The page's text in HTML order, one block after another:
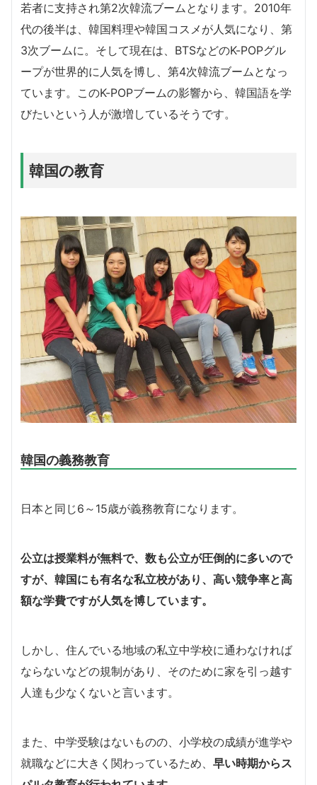
若者に支持され第2次韓流ブームとなります。2010年
代の後半は、韓国料理や韓国コスメが人気になり、第
3次ブームに。そして現在は、BTSなどのK-POPグル
ープが世界的に人気を博し、第4次韓流ブームとなっ
ています。このK-POPブームの影響から、韓国語を学
びたいという人が激増しているそうです。
韓国の教育
韓国の義務教育
日本と同じ6～15歳が義務教育になります。
公立は授業料が無料で、数も公立が圧倒的に多いので
すが、韓国にも有名な私立校があり、高い競争率と高
額な学費ですが人気を博しています。
しかし、住んでいる地域の私立中学校に通わなければ
ならないなどの規制があり、そのために家を引っ越す
人達も少なくないと言います。
また、中学受験はないものの、小学校の成績が進学や
就職などに大きく関わっているため、 早い時期からス